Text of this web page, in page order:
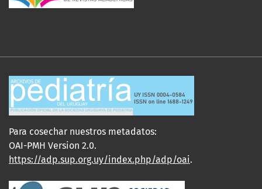
Para cosechar nuestros metadatos:
OAI-PMH Version 2.0.
https://adp.sup.org.uy/index.php/adp/oai.